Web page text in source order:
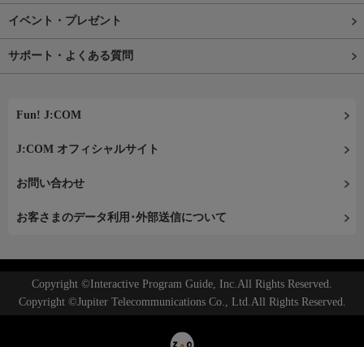
イベント・プレゼント
サポート・よくある質問
Fun! J:COM
J:COM オフィシャルサイト
お問い合わせ
お客さまのデータ利用･外部送信について
Copyright ©Interactive Program Guide, Inc.All Rights Reserved.
Copyright ©Jupiter Telecommunications Co., Ltd.All Rights Reserved.